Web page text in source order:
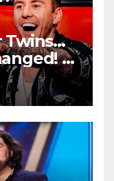
Twins…